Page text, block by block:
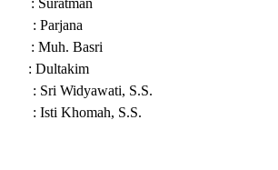
: Suratman
: Parjana
: Muh. Basri
: Dultakim
: Sri Widyawati, S.S.
: Isti Khomah, S.S.